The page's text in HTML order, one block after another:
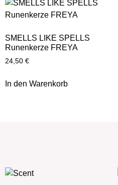
SMELLS LIKE SPELLS
Runenkerze FREYA
24,50 €
In den Warenkorb